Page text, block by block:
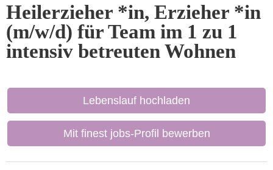
Heilerzieher *in, Erzieher *in
(m/w/d) für Team im 1 zu 1
intensiv betreuten Wohnen
Lebenslauf hochladen
Mit finest jobs-Profil bewerben